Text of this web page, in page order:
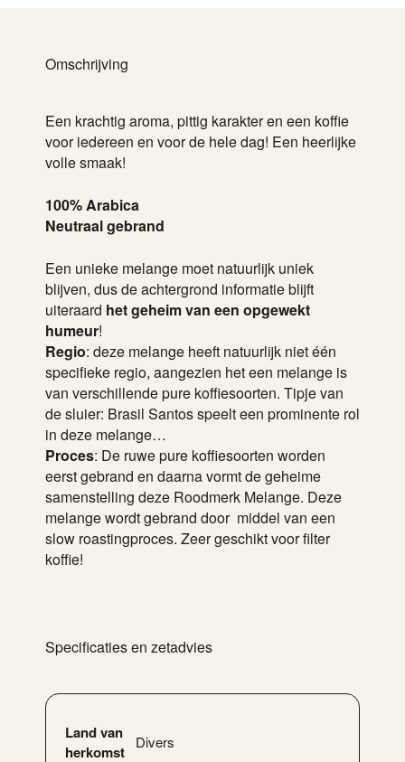
Omschrijving
Een krachtig aroma, pittig karakter en een koffie
voor iedereen en voor de hele dag! Een heerlijke
volle smaak!
100% Arabica
Neutraal gebrand
Een unieke melange moet natuurlijk uniek
blijven, dus de achtergrond informatie blijft
uiteraard het geheim van een opgewekt
humeur!
Regio: deze melange heeft natuurlijk niet één
specifieke regio, aangezien het een melange is
van verschillende pure koffiesoorten. Tipje van
de sluier: Brasil Santos speelt een prominente rol
in deze melange…
Proces: De ruwe pure koffiesoorten worden
eerst gebrand en daarna vormt de geheime
samenstelling deze Roodmerk Melange. Deze
melange wordt gebrand door middel van een
slow roastingproces. Zeer geschikt voor filter
koffie!
Specificaties en zetadvies
Land van
herkomst
Divers